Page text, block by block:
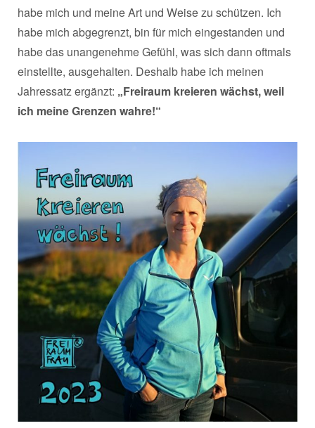
habe mich und meine Art und Weise zu schützen. Ich
habe mich abgegrenzt, bin für mich eingestanden und
habe das unangenehme Gefühl, was sich dann oftmals
einstellte, ausgehalten. Deshalb habe ich meinen
Jahressatz ergänzt: „Freiraum kreieren wächst, weil
ich meine Grenzen wahre!“